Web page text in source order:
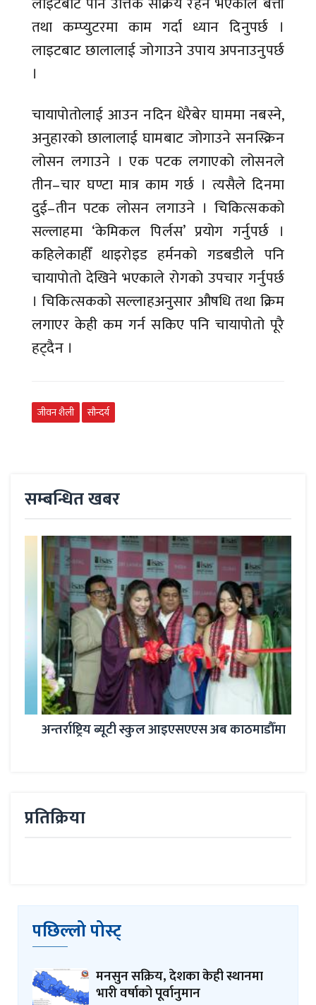
तथा कम्प्युटरमा काम गर्दा ध्यान दिनुपर्छ ।
लाइटबाट छालालाई जोगाउने उपाय अपनाउनुपर्छ
।
चायापोतोलाई आउन नदिन धेरैबेर घाममा नबस्ने,
अनुहारको छालालाई घामबाट जोगाउने सनस्क्रिन
लोसन लगाउने । एक पटक लगाएको लोसनले
तीन–चार घण्टा मात्र काम गर्छ । त्यसैले दिनमा
दुई–तीन पटक लोसन लगाउने । चिकित्सकको
सल्लाहमा ‘केमिकल पिर्लस’ प्रयोग गर्नुपर्छ ।
कहिलेकाहीँ थाइरोइड हर्मनको गडबडीले पनि
चायापोतो देखिने भएकाले रोगको उपचार गर्नुपर्छ
। चिकित्सकको सल्लाहअनुसार औषधि तथा क्रिम
लगाएर केही कम गर्न सकिए पनि चायापोतो पूरै
हट्दैन ।
जीवन शैली सौन्दर्य
सम्बन्धित खबर
अन्तर्राष्ट्रिय ब्यूटी स्कुल आइएसएएस अब काठमाडौँमा
प्रतिक्रिया
पछिल्लो पोस्ट्
मनसुन सक्रिय, देशका केही स्थानमा
भारी वर्षाको पूर्वानुमान